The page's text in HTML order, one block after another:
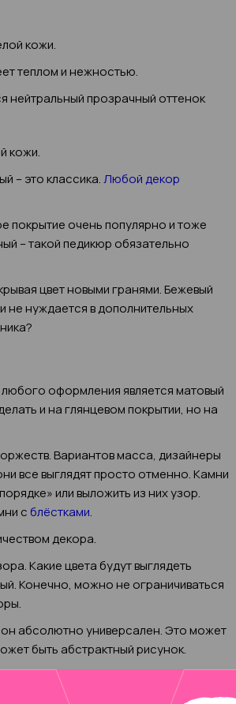
кожи.
теплом и нежностью.
нейтральный прозрачный оттенок
кожи.
– это классика.Любой декор
покрытие очень популярно и тоже
– такой педикюр обязательно
цвет новыми гранями. Бежевый
не нуждается в дополнительных
оформления является матовый
и на глянцевом покрытии, но на
Вариантов масса, дизайнеры
все выглядят просто отменно. Камни
или выложить из них узор.
сблёстками.
декора.
Какие цвета будут выглядеть
Конечно, можно не ограничиваться
абсолютно универсален. Это может
быть абстрактный рисунок.
быть листья, стебли, бутоны. Такой
и подойдёт к любому стилю в